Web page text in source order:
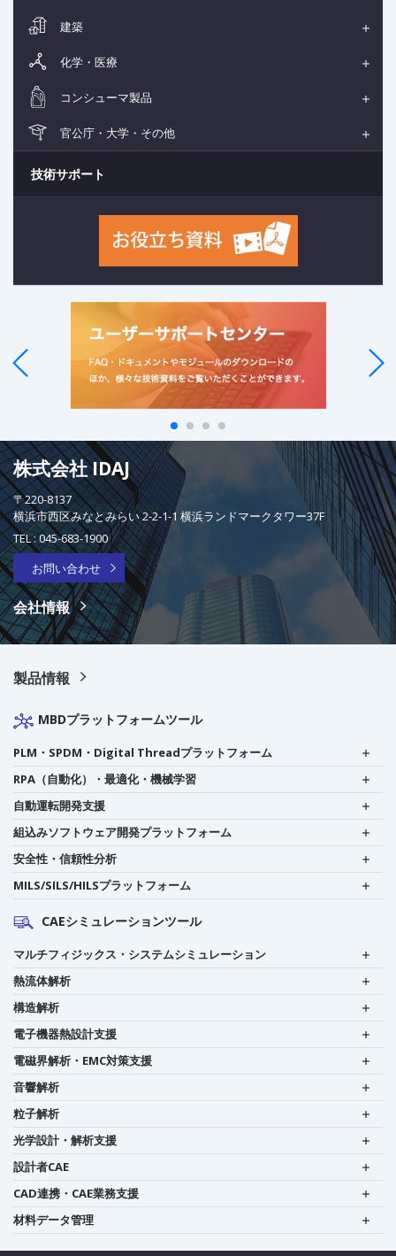
建築
化学・医療
コンシューマ製品
官公庁・大学・その他
技術サポート
株式会社 IDAJ
〒220-8137
横浜市西区みなとみらい 2-2-1-1 横浜ランドマークタワー37F
TEL :045-683-1900
お問い合わせ
会社情報
製品情報
MBDプラットフォームツール
PLM・SPDM・Digital Threadプラットフォーム
RPA（自動化）・最適化・機械学習
自動運転開発支援
組込みソフトウェア開発プラットフォーム
安全性・信頼性分析
MILS/SILS/HILSプラットフォーム
CAEシミュレーションツール
マルチフィジックス・システムシミュレーション
熱流体解析
構造解析
電子機器熱設計支援
電磁界解析・EMC対策支援
音響解析
粒子解析
光学設計・解析支援
設計者CAE
CAD連携・CAE業務支援
材料データ管理